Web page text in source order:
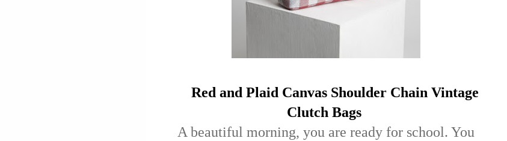
Red and Plaid Canvas Shoulder Chain Vintage
Clutch Bags
A beautiful morning, you are ready for school. You